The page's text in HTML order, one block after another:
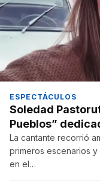
ESPECTÁCULOS
Soledad
Pueblos”
La cantante recorrió
primeros escenarios y
en el…